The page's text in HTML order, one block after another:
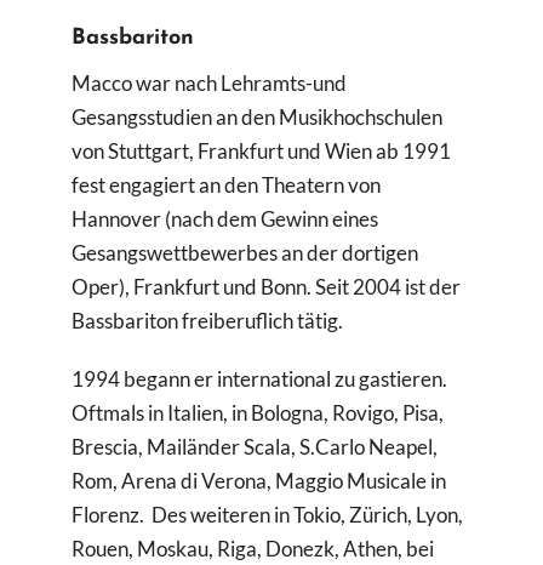
SucheBassbariton
Macco war nach Lehramts-und
Gesangsstudien an den Musikhochschulen
von Stuttgart, Frankfurt und Wien ab 1991
fest engagiert an den Theatern von
Hannover (nach dem Gewinn eines
Gesangswettbewerbes an der dortigen
Oper), Frankfurt und Bonn. Seit 2004 ist der
Bassbariton freiberuflich tätig.
1994 begann er international zu gastieren.
Oftmals in Italien, in Bologna, Rovigo, Pisa,
Brescia, Mailänder Scala, S.Carlo Neapel,
Rom, Arena di Verona, Maggio Musicale in
Florenz. Des weiteren in Tokio, Zürich, Lyon,
Rouen, Moskau, Riga, Donezk, Athen, bei